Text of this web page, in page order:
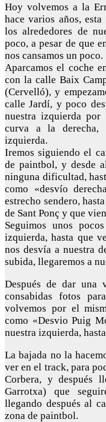
Hoy volvemos a la
hace varios años,
los alrededores de
poco, a pesar de que
nos cansamos un poco.
Aparcamos el coche
con la calle Baix
(Cervelló), y
calle Jardí, y poco
nuestra izquierda
curva a la derecha,
izquierda.
Iremos siguiendo el
de paintbol, y desde
ninguna dificultad,
como «desvío
estrecho sendero,
de Sant Ponç y que
Seguimos unos
izquierda, hasta que
nos desvía a nuestra
subida, llegaremos a
Después de dar una
consabidas fotos
volvemos por el
como «Desvio Puig
nuestra izquierda,
La bajada no la
ver en el track, para
Corbera, y después
Garrotxa) que
llegando después al
zona de paintbol.